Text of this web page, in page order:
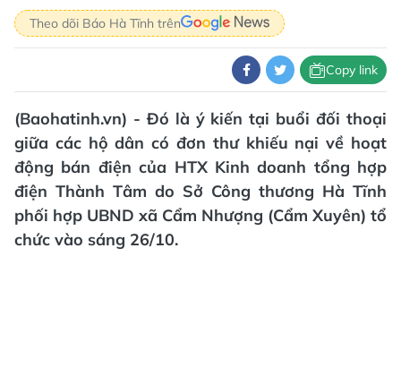
Theo dõi Báo Hà Tĩnh trên
Copy link
(Baohatinh.vn) - Đó là ý kiến tại buổi đối thoại
giữa các hộ dân có đơn thư khiếu nại về hoạt
động bán điện của HTX Kinh doanh tổng hợp
điện Thành Tâm do Sở Công thương Hà Tĩnh
phối hợp UBND xã Cẩm Nhượng (Cẩm Xuyên) tổ
chức vào sáng 26/10.